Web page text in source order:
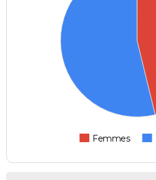
Femmes